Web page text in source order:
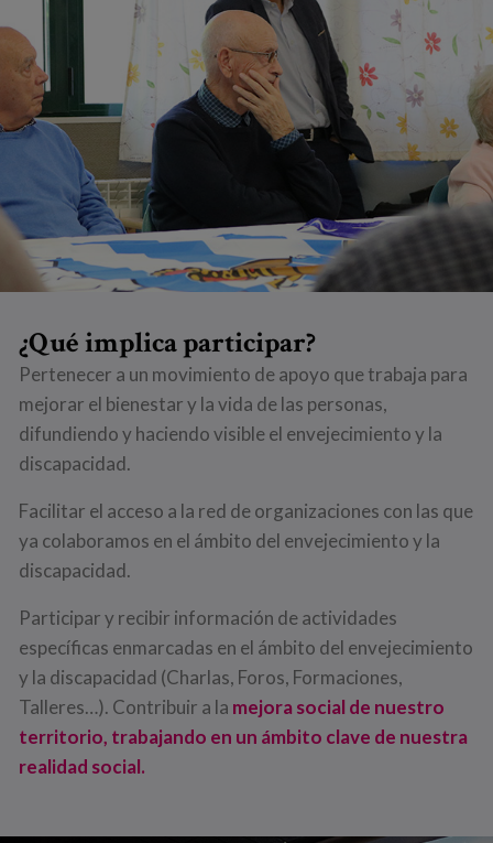
¿Qué implica participar?
Pertenecer a un movimiento de apoyo que trabaja para
mejorar el bienestar y la vida de las personas,
difundiendo y haciendo visible el envejecimiento y la
discapacidad.
Facilitar el acceso a la red de organizaciones con las que
ya colaboramos en el ámbito del envejecimiento y la
discapacidad.
Participar y recibir información de actividades
específicas enmarcadas en el ámbito del envejecimiento
y la discapacidad (Charlas, Foros, Formaciones,
Talleres…). Contribuir a la mejora social de nuestro
territorio, trabajando en un ámbito clave de nuestra
realidad social.